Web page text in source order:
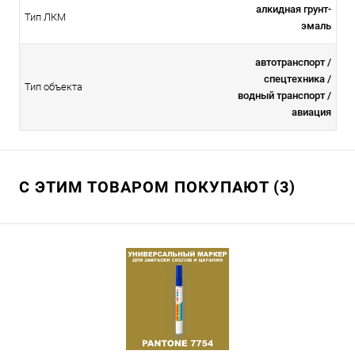
Тип ЛКМ
алкидная грунт-
эмаль
Тип объекта
автотранспорт /
спецтехника /
водный транспорт /
авиация
С ЭТИМ ТОВАРОМ ПОКУПАЮТ (3)